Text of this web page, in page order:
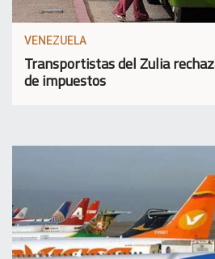
VENEZUELA
Transportistas del Zulia
de impuestos